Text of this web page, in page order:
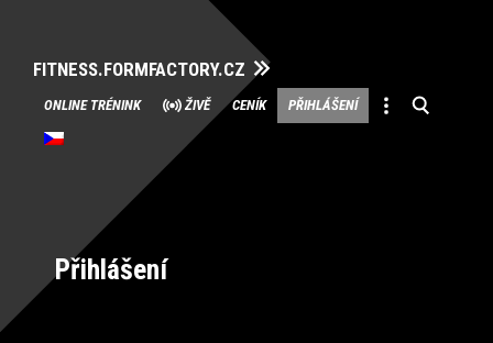
FITNESS.FORMFACTORY.CZ
Přeskočit
na
obsah
ONLINE TRÉNINK ŽIVĚ CENÍK PŘIHLÁŠENÍ
Přihlášení